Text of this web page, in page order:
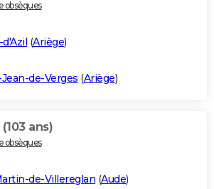
obsèques
d'Azil (Ariège)
de-Verges (Ariège)
(103 ans)
obsèques
de-Villereglan (Aude)